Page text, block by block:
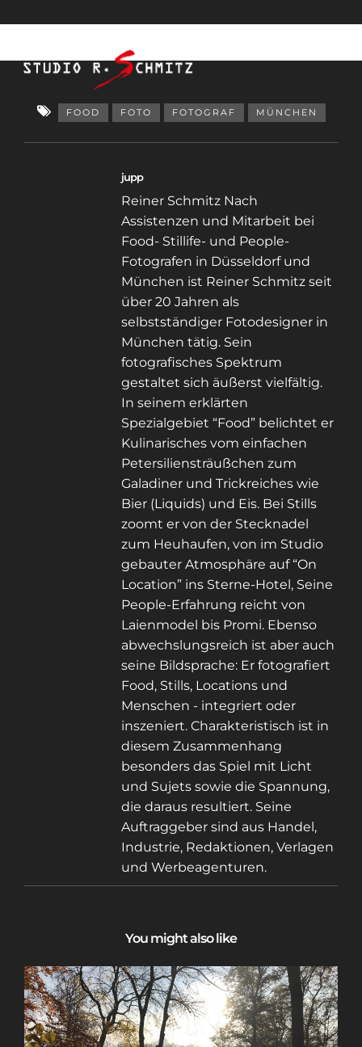
FOOD FOTO FOTOGRAF MÜNCHEN
jupp
Reiner Schmitz Nach
Assistenzen und Mitarbeit bei
Food- Stillife- und People-
Fotografen in Düsseldorf und
München ist Reiner Schmitz seit
über 20 Jahren als
selbstständiger Fotodesigner in
München tätig. Sein
fotografisches Spektrum
gestaltet sich äußerst vielfältig.
In seinem erklärten
Spezialgebiet “Food” belichtet er
Kulinarisches vom einfachen
Petersiliensträußchen zum
Galadiner und Trickreiches wie
Bier (Liquids) und Eis. Bei Stills
zoomt er von der Stecknadel
zum Heuhaufen, von im Studio
gebauter Atmosphäre auf “On
Location” ins Sterne-Hotel, Seine
People-Erfahrung reicht von
Laienmodel bis Promi. Ebenso
abwechslungsreich ist aber auch
seine Bildsprache: Er fotografiert
Food, Stills, Locations und
Menschen - integriert oder
inszeniert. Charakteristisch ist in
diesem Zusammenhang
besonders das Spiel mit Licht
und Sujets sowie die Spannung,
die daraus resultiert. Seine
Auftraggeber sind aus Handel,
Industrie, Redaktionen, Verlagen
und Werbeagenturen.
You might also like